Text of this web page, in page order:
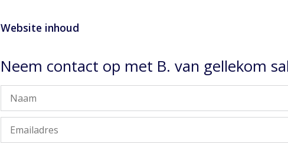
Website inhoud
Neem contact op met B. van gellekom